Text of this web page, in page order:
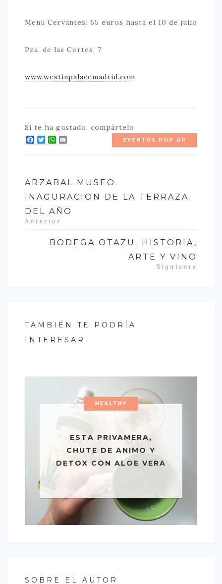
Menú Cervantes: 55 euros hasta el 10 de julio
Pza. de las Cortes, 7
www.westinpalacemadrid.com
Si te ha gustado, compártelo
Facebook
Twitter
WhatsApp EVENTOS POP UP
ARZABAL MUSEO.
INAGURACION DE LA TERRAZA
DEL AÑO
Anterior
BODEGA OTAZU. HISTORIA,
ARTE Y VINO
Siguiente
TAMBIÉN TE PODRÍA
INTERESAR
HEALTHY
ESTA PRIVAMERA,
CHUTE DE ANIMO Y
DETOX CON ALOE VERA
SOBRE EL AUTOR